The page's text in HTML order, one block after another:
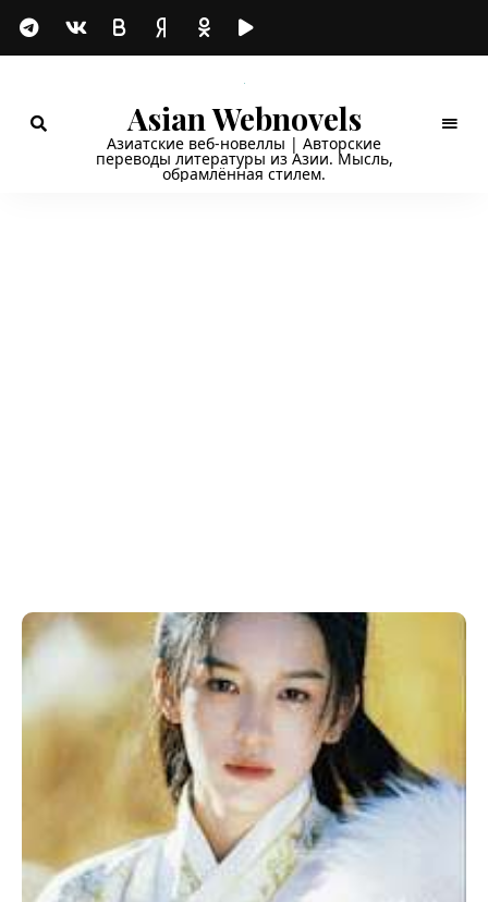
Asian Webnovels
Азиатские веб-новеллы | Авторские
переводы литературы из Азии. Мысль,
обрамлённая стилем.